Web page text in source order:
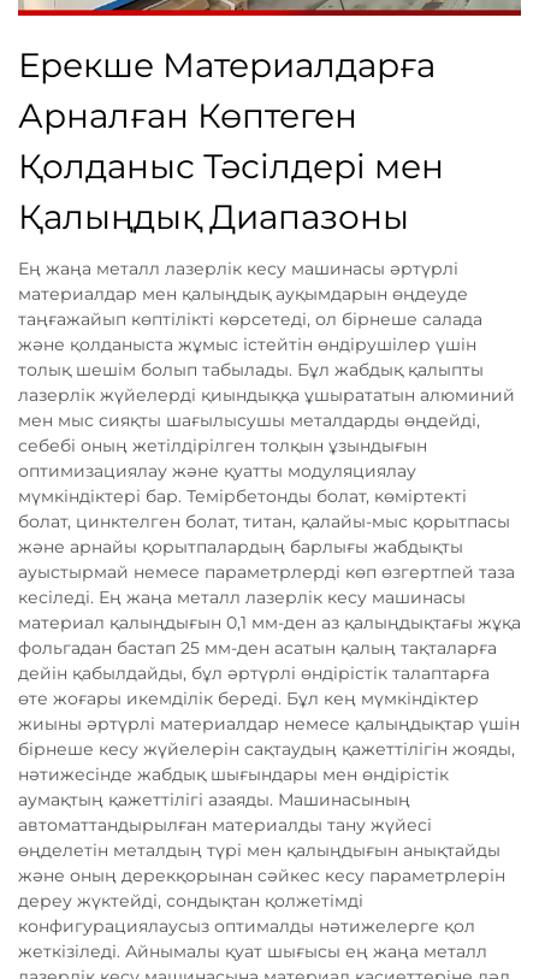
Ерекше Материалдарға
Арналған Көптеген
Қолданыс Тәсілдері мен
Қалыңдық Диапазоны
Ең жаңа металл лазерлік кесу машинасы әртүрлі
материалдар мен қалыңдық ауқымдарын өңдеуде
таңғажайып көптілікті көрсетеді, ол бірнеше салада
және қолданыста жұмыс істейтін өндірушілер үшін
толық шешім болып табылады. Бұл жабдық қалыпты
лазерлік жүйелерді қиындыққа ұшырататын алюминий
мен мыс сияқты шағылысушы металдарды өңдейді,
себебі оның жетілдірілген толқын ұзындығын
оптимизациялау және қуатты модуляциялау
мүмкіндіктері бар. Темірбетонды болат, көміртекті
болат, цинктелген болат, титан, қалайы-мыс қорытпасы
және арнайы қорытпалардың барлығы жабдықты
ауыстырмай немесе параметрлерді көп өзгертпей таза
кесіледі. Ең жаңа металл лазерлік кесу машинасы
материал қалыңдығын 0,1 мм-ден аз қалыңдықтағы жұқа
фольгадан бастап 25 мм-ден асатын қалың тақталарға
дейін қабылдайды, бұл әртүрлі өндірістік талаптарға
өте жоғары икемділік береді. Бұл кең мүмкіндіктер
жиыны әртүрлі материалдар немесе қалыңдықтар үшін
бірнеше кесу жүйелерін сақтаудың қажеттілігін жояды,
нәтижесінде жабдық шығындары мен өндірістік
аумақтың қажеттілігі азаяды. Машинасының
автоматтандырылған материалды тану жүйесі
өңделетін металдың түрі мен қалыңдығын анықтайды
және оның дерекқорынан сәйкес кесу параметрлерін
дереу жүктейді, сондықтан қолжетімді
конфигурациялаусыз оптималды нәтижелерге қол
жеткізіледі. Айнымалы қуат шығысы ең жаңа металл